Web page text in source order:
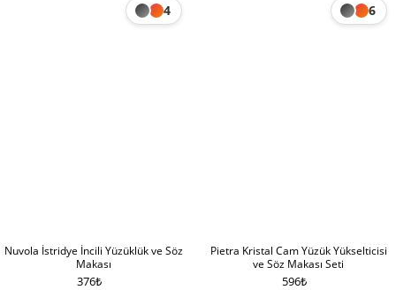
Nuvola İstridye İncili Yüzüklük ve Söz
Makası
376₺
4
Pietra Kristal Cam Yüzük Yükselticisi
ve Söz Makası Seti
596₺
6